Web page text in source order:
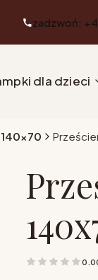
zadzwoń:
dla dzieci